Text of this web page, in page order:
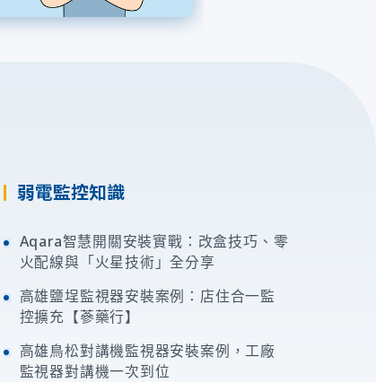
弱電監控知識
Aqara智慧開關安裝實戰：改盒技巧、零
火配線與「火星技術」全分享
高雄鹽埕監視器安裝案例：店住合一監
控擴充【蔘藥行】
高雄鳥松對講機監視器安裝案例，工廠
監視器對講機一次到位